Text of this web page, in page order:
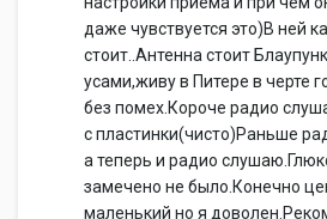
даже чувствуется это)В ней
стоит..Антенна стоит
усами,живу в Питере в черте
без помех.Короче радио
с пластинки(чисто)Раньше
а теперь и радио
замечено не было.Конечно
маленький но я